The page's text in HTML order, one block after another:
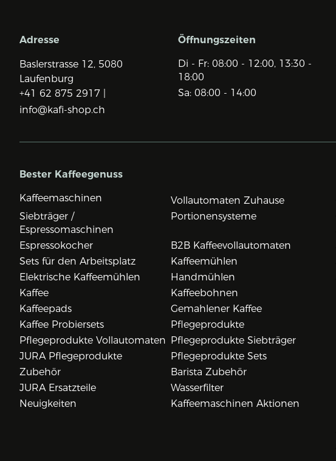
Adresse
Baslerstrasse 12, 5080
Laufenburg
+41 62 875 2917 |
info@kafi-shop.ch
Öffnungszeiten
Di - Fr: 08:00 - 12:00, 13:30 -
18:00
Sa: 08:00 - 14:00
Bester Kaffeegenuss
Kaffeemaschinen
Vollautomaten Zuhause
Siebträger /
Espressomaschinen
Portionensysteme
Espressokocher
B2B Kaffeevollautomaten
Sets für den Arbeitsplatz
Kaffeemühlen
Elektrische Kaffeemühlen
Handmühlen
Kaffee
Kaffeebohnen
Kaffeepads
Gemahlener Kaffee
Kaffee Probiersets
Pflegeprodukte
Pflegeprodukte Vollautomaten
Pflegeprodukte Siebträger
JURA Pflegeprodukte
Pflegeprodukte Sets
Zubehör
Barista Zubehör
JURA Ersatzteile
Wasserfilter
Neuigkeiten
Kaffeemaschinen Aktionen